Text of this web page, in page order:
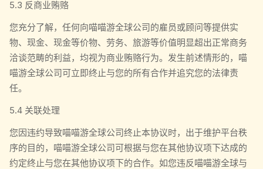
5.3 反商业贿赂
您充分了解，任何向喵喵游全球公司的雇员或顾问等提供实
物、现金、现金等价物、劳务、旅游等价值明显超出正常商务
洽谈范畴的利益，均视为商业贿赂行为。发生前述情形的，喵
喵游全球公司可立即终止与您的所有合作并追究您的法律责
任。
5.4 关联处理
您因违约导致喵喵游全球公司终止本协议时，出于维护平台秩
序的目的，喵喵游全球公司可根据与您在其他协议项下达成的
约定终止与您在其他协议项下的合作。如您违反喵喵游全球与